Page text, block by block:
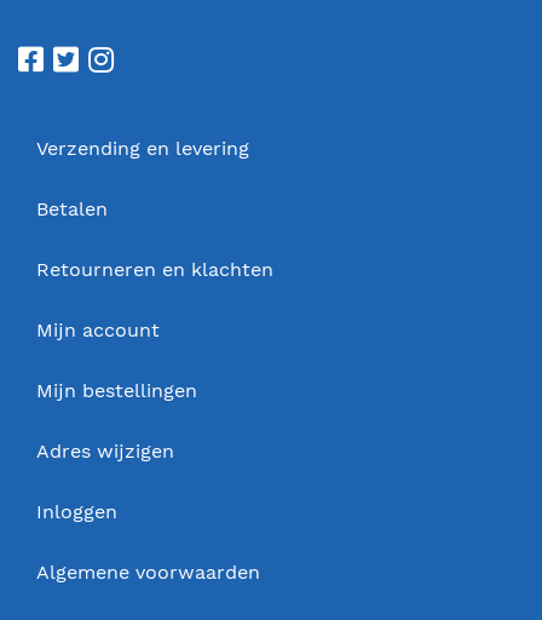
Verzending en levering
Betalen
Retourneren en klachten
Mijn account
Mijn bestellingen
Adres wijzigen
Inloggen
Algemene voorwaarden